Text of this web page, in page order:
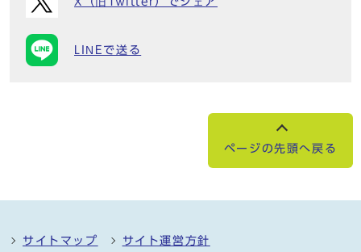
LINEで送る
ページの先頭へ戻る
サイトマップ サイト運営方針